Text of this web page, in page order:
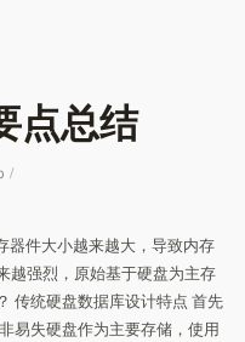
点总结
/
器件大小越来越大，导致内存
越强烈，原始基于硬盘为主存
传统硬盘数据库设计特点 首先
易失硬盘作为主要存储，使用